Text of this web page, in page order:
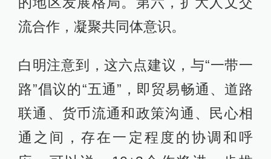
流合作，凝聚共同体意识。
白明注意到，这六点建议，与“一带一
路”倡议的“五通”，即贸易畅通、道路
联通、货币流通和政策沟通、民心相
通之间，存在一定程度的协调和呼